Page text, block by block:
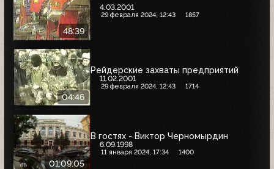
48:39
4.03.2001
29 февраля 2024, 12:43 1857
04:46
Рейдерские захваты предприятий
11.02.2001
29 февраля 2024, 12:43 1714
01:09:05
В гостях - Виктор Черномырдин
6.09.1998
11 января 2024, 17:34 1400